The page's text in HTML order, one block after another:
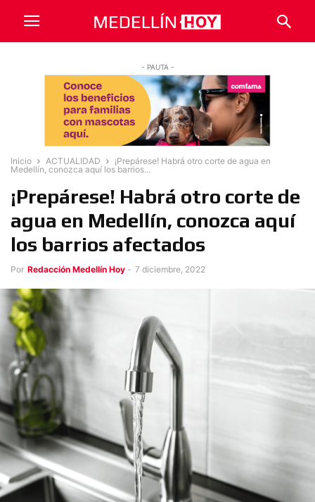
- PAUTA -
Inicio ACTUALIDAD
¡Prepárese! Habrá otro corte de agua en
Medellín, conozca aquí los barrios...
¡Prepárese! Habrá otro corte de
agua en Medellín, conozca aquí
los barrios afectados
Por Redacción Medellín Hoy - 7 diciembre, 2022